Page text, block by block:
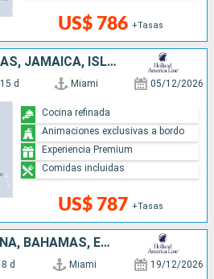
US$ 786 +Tasas
PUERTO RICO, BAHAMAS, JAMAICA, ISLAS CAIMÁN, MÉXICO, ESTADOS UNIDOS
15 d Miami 05/12/2026
US$ 787 +Tasas
Cocina refinada
Animaciones exclusivas a bordo
Experiencia Premium
Comidas incluidas
REPÚBLICA DOMINICANA, BAHAMAS, ESTADOS UNIDOS
8 d Miami 19/12/2026